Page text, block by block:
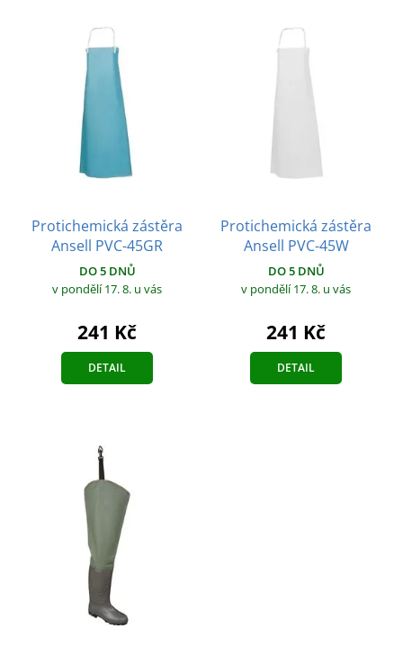
Protichemická zástěra
Ansell PVC-45GR
DO 5 DNŮ
v pondělí 17. 8. u vás
241 Kč
DETAIL
Protichemická zástěra
Ansell PVC-45W
DO 5 DNŮ
v pondělí 17. 8. u vás
241 Kč
DETAIL